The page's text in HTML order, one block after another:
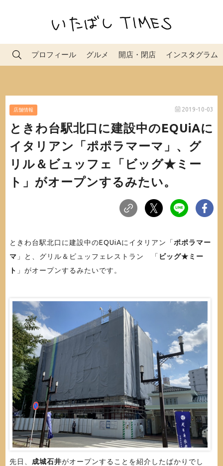
プロフィール グルメ 開店・閉店 インスタグラム
店舗情報 2019-10-03
ときわ台駅北口に建設中のEQUiAに
イタリアン「ポポラマーマ」、グ
リル＆ビュッフェ「ビッグ★ミー
ト」がオープンするみたい。
ときわ台駅北口に建設中のEQUiAにイタリアン「ポポラマー
マ 」と、グリル＆ビュッフェレストラン 「 ビッグ★ミー
ト 」がオープンするみたいです。
先日、 成城石井がオープンすることを紹介したばかりでし